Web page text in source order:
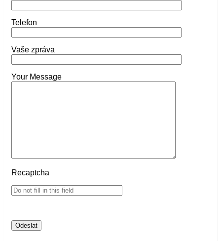
Telefon
Vaše zpráva
Your Message
Recaptcha